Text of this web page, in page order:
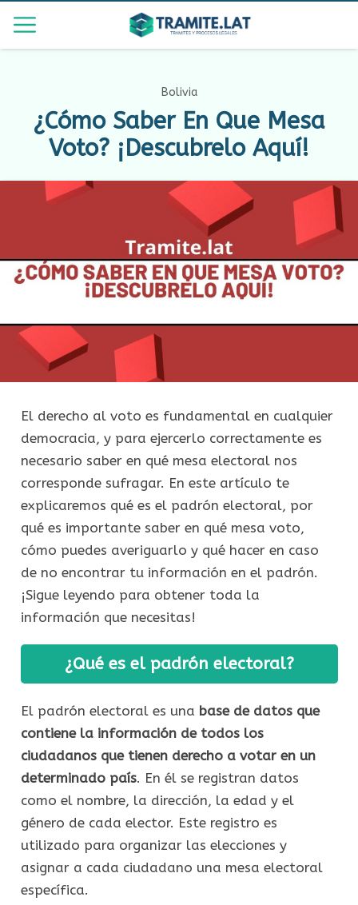
Bolivia
¿Cómo Saber En Que Mesa
Voto? ¡Descubrelo Aquí!
El derecho al voto es fundamental en cualquier
democracia, y para ejercerlo correctamente es
necesario saber en qué mesa electoral nos
corresponde sufragar. En este artículo te
explicaremos qué es el padrón electoral, por
qué es importante saber en qué mesa voto,
cómo puedes averiguarlo y qué hacer en caso
de no encontrar tu información en el padrón.
¡Sigue leyendo para obtener toda la
información que necesitas!
¿Qué es el padrón electoral?
El padrón electoral es una base de datos que
contiene la información de todos los
ciudadanos que tienen derecho a votar en un
determinado país. En él se registran datos
como el nombre, la dirección, la edad y el
género de cada elector. Este registro es
utilizado para organizar las elecciones y
asignar a cada ciudadano una mesa electoral
específica.